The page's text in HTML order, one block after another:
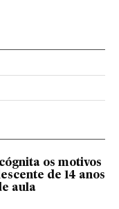
Facebook
os motivos
de 14 anos
aula